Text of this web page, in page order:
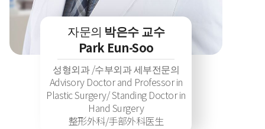
자문의 박은수 교수
Park Eun-Soo
성형외과 /수부외과 세부전문의
Advisory Doctor and Professor in
Plastic Surgery/ Standing Doctor in
Hand Surgery
整形外科/手部外科医生